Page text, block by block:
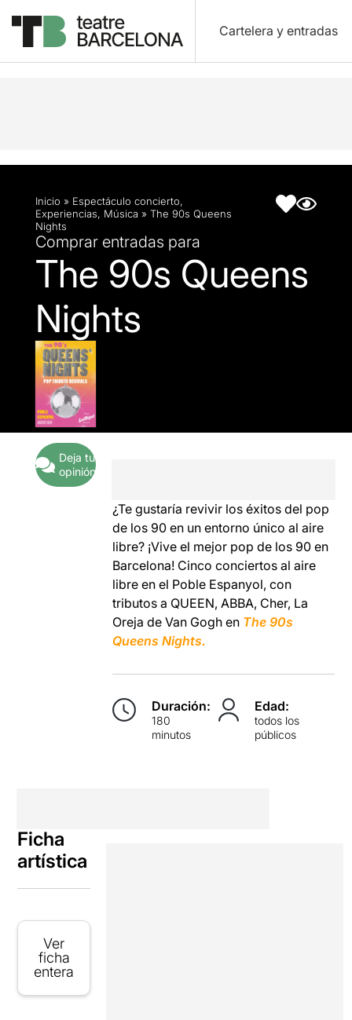
Cartelera y entradas
Descripción Ficha artística
Inicio » Espectáculo concierto,
Experiencias, Música » The 90s Queens
Nights
Comprar entradas para
The 90s Queens
Nights
Deja tu
opinión
¿Te gustaría revivir los éxitos del pop
de los 90 en un entorno único al aire
libre? ¡Vive el mejor pop de los 90 en
Barcelona! Cinco conciertos al aire
libre en el Poble Espanyol, con
tributos a QUEEN, ABBA, Cher, La
Oreja de Van Gogh en The 90s
Queens Nights.
Duración:
180
minutos
Edad:
todos los
públicos
Ficha
artística
Ver
ficha
entera